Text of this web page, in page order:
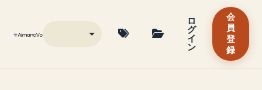
ロ
グ
イ
ン
会
員
登
録